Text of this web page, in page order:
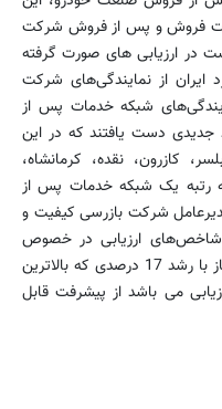
فروش و پس از فروش شركت
در ارزیابی های صورت گرفته
ایران از نمایندگی‌های شرکت
مجموع نمایندگی‌های شبکه خدمات پس از
جدیدی دست یافتند كه در این
کازرون، نقده، كرمانشاه،
رتبه یک شبکه خدمات پس از
شركت بازرسی كیفیت و
شاخص‌های ارزیابی در خصوص
نتایج عملكردی و كارایی نمایندگی ها مجاز با رشد 17 درصدی كه بالاترین
می باشد از پیشرفت قابل